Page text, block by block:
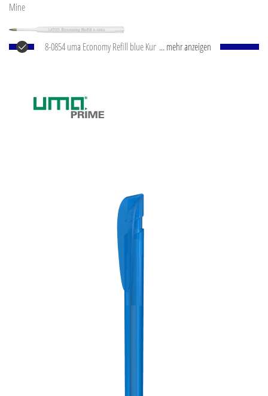
Mine
8-0854 uma Economy Refill blue Kunststoff-
Norm.
... mehr anzeigen